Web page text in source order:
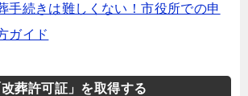
手続きは難しくない！市役所での申
ガイド
改葬許可証」を取得する